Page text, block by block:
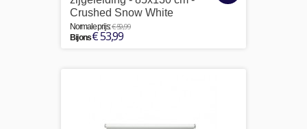
Crushed Snow White
Normale prijs:€ 59,99
Bij ons€ 53,99